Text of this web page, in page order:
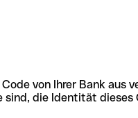
von Ihrer Bank
die Identität